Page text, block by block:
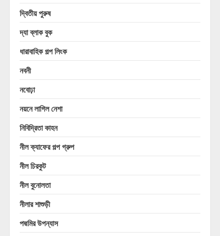
দ্বিতীয় পুরুষ
দ্যা ব্লাক বুক
ধারাবাহিক গল্প লিংক
নবনী
নবোঢ়া
নয়নে লাগিল নেশা
নিবিদ্রিতা কাহন
নীল ক্যাফের গল্প গ্রুপ
নীল চিরকুট
নীল বুনোলতা
নীলার শাশুড়ী
পদ্মমির উপন্যাস